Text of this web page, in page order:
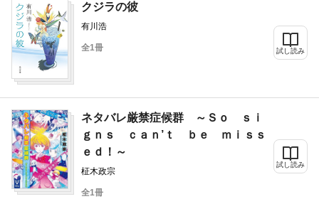
クジラの彼
有川浩
全1冊 試し読み
ネタバレ厳禁症候群 ～Ｓｏ ｓｉ
ｇｎｓ ｃａｎ’ｔ ｂｅ ｍｉｓｓ
ｅｄ！～
柾木政宗
全1冊
試し読み